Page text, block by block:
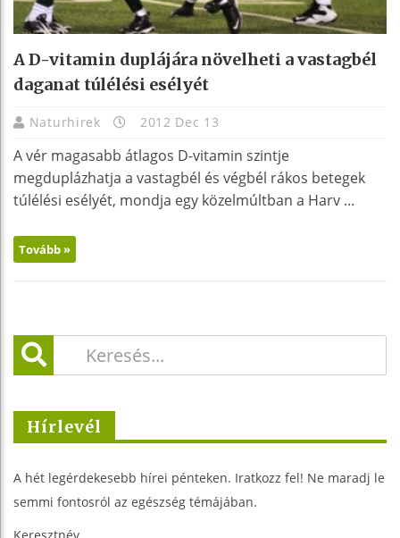
A D-vitamin duplájára növelheti a vastagbél
daganat túlélési esélyét
Naturhirek 2012 Dec 13
A vér magasabb átlagos D-vitamin szintje
megduplázhatja a vastagbél és végbél rákos betegek
túlélési esélyét, mondja egy közelmúltban a Harv ...
Tovább »
Hírlevél
A hét legérdekesebb hírei pénteken. Iratkozz fel! Ne maradj le
semmi fontosról az egészség témájában.
Keresztnév